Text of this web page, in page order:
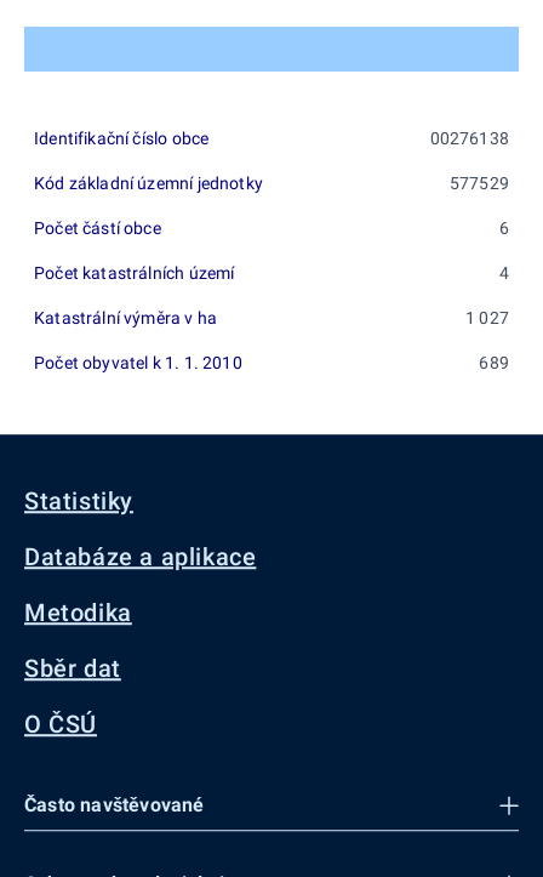
Identifikační číslo obce 00276138
Kód základní územní jednotky 577529
Počet částí obce 6
Počet katastrálních území 4
Katastrální výměra v ha 1 027
Počet obyvatel k 1. 1. 2010 689
Statistiky
Databáze a aplikace
Metodika
Sběr dat
O ČSÚ
Často navštěvované